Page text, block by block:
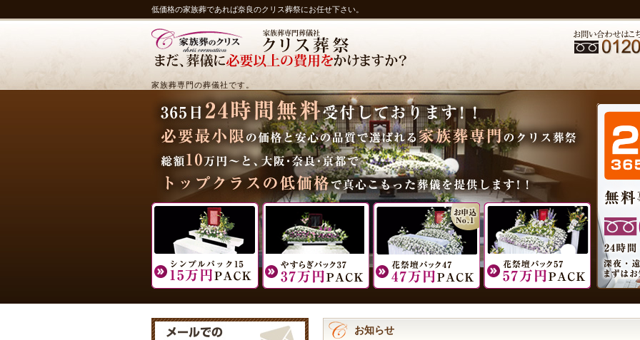
低価格の家族葬であれば奈良のクリス葬祭にお任せ下さい。
家族葬専門の葬儀社です。
お知らせ